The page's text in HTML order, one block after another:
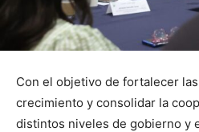
Con el objetivo de fortalecer
crecimiento y consolidar la
distintos niveles de gobierno y